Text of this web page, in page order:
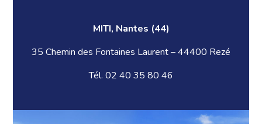
MITI, Nantes (44)
35 Chemin des Fontaines Laurent – 44400 Rezé
Tél. 02 40 35 80 46